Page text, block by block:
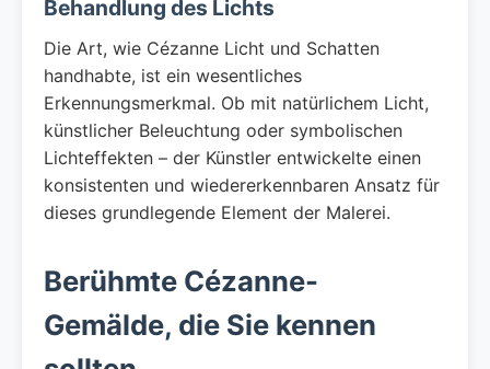
Behandlung des Lichts
Die Art, wie Cézanne Licht und Schatten
handhabte, ist ein wesentliches
Erkennungsmerkmal. Ob mit natürlichem Licht,
künstlicher Beleuchtung oder symbolischen
Lichteffekten – der Künstler entwickelte einen
konsistenten und wiedererkennbaren Ansatz für
dieses grundlegende Element der Malerei.
Berühmte Cézanne-
Gemälde, die Sie kennen